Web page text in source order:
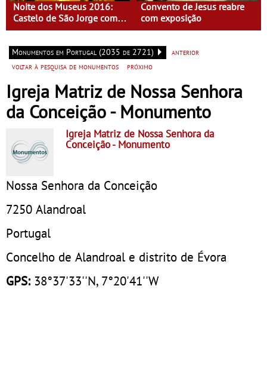
Noite dos Museus 2016:
Castelo de São Jorge com
entrada gratuita
Convento de Jesus reabre
com exposição
Monumentos em Portugal (2035 de 2721)
anterior
voltar à pesquisa de monumentos
próximo
Igreja Matriz de Nossa Senhora
da Conceição - Monumento
Igreja Matriz de Nossa Senhora da
Conceição- Monumento
Nossa Senhora da Conceição
7250 Alandroal
Portugal
Concelho de Alandroal e distrito de Évora
GPS:38°37'33''N, 7°20'41''W